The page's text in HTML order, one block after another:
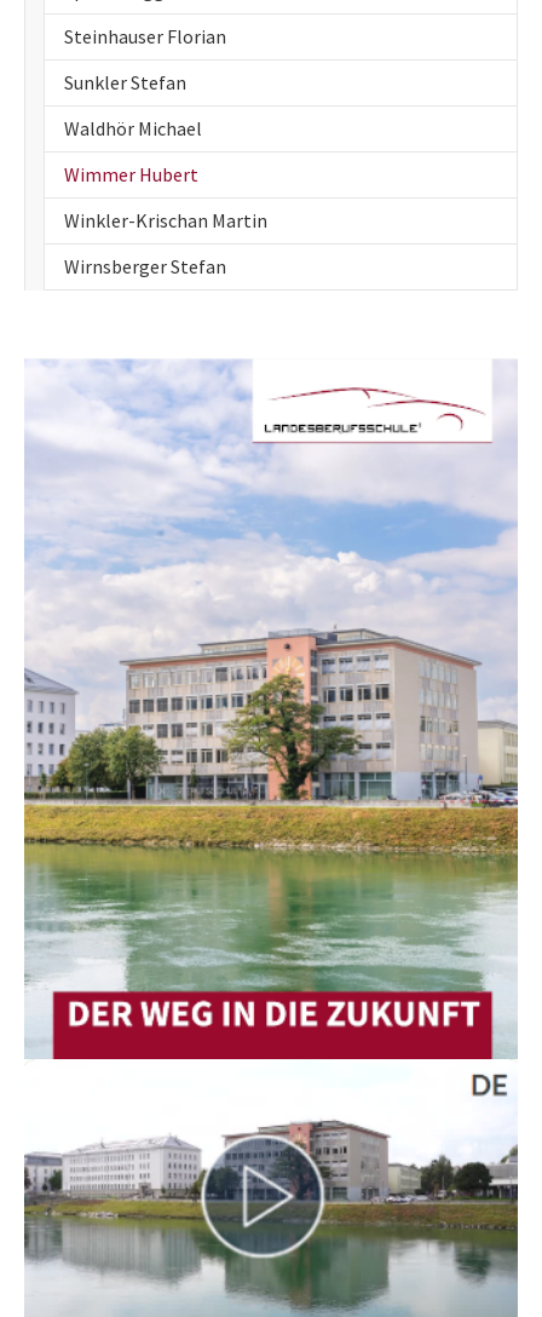
Steinhauser Florian
Sunkler Stefan
Waldhör Michael
Wimmer Hubert
Winkler-Krischan Martin
Wirnsberger Stefan